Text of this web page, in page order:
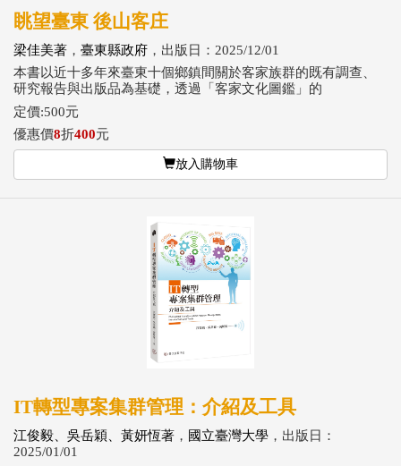
眺望臺東 後山客庄
梁佳美著 ， 臺東縣政府 ，出版日：2025/12/01
本書以近十多年來臺東十個鄉鎮間關於客家族群的既有調查、
研究報告與出版品為基礎，透過「客家文化圖鑑」的
定價:500元
優惠價8折400元
放入購物車
IT轉型專案集群管理：介紹及工具
江俊毅、吳岳穎、黃妍恆著 ， 國立臺灣大學 ，出版日：
2025/01/01